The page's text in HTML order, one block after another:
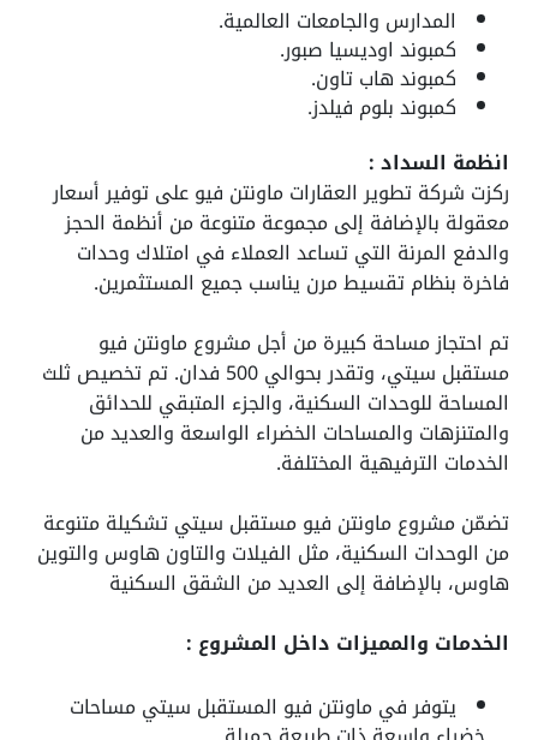
المدارس والجامعات العالمية.
كمبوند اوديسيا صبور.
كمبوند هاب تاون.
كمبوند بلوم فيلدز.
انظمة السداد :
ركزت شركة تطوير العقارات ماونتن فيو على توفير أسعار
معقولة بالإضافة إلى مجموعة متنوعة من أنظمة الحجز
والدفع المرنة التي تساعد العملاء في امتلاك وحدات
فاخرة بنظام تقسيط مرن يناسب جميع المستثمرين.
تم احتجاز مساحة كبيرة من أجل مشروع ماونتن فيو
مستقبل سيتي، وتقدر بحوالي 500 فدان. تم تخصيص ثلث
المساحة للوحدات السكنية، والجزء المتبقي للحدائق
والمتنزهات والمساحات الخضراء الواسعة والعديد من
الخدمات الترفيهية المختلفة.
تضمّن مشروع ماونتن فيو مستقبل سيتي تشكيلة متنوعة
من الوحدات السكنية، مثل الفيلات والتاون هاوس والتوين
هاوس، بالإضافة إلى العديد من الشقق السكنية
الخدمات والمميزات داخل المشروع :
يتوفر في ماونتن فيو المستقبل سيتي مساحات